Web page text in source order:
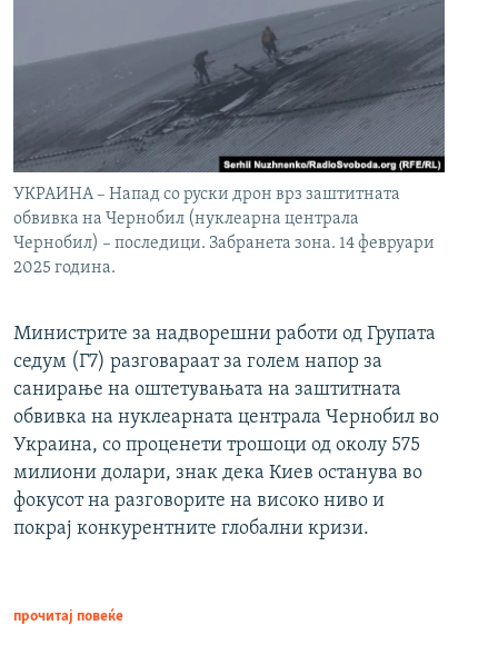
УКРАИНА – Напад со руски дрон врз заштитната
обвивка на Чернобил (нуклеарна централа
Чернобил) – последици. Забранета зона. 14 февруари
2025 година.
Министрите за надворешни работи од Групата
седум (Г7) разговараат за голем напор за
санирање на оштетувањата на заштитната
обвивка на нуклеарната централа Чернобил во
Украина, со проценети трошоци од околу 575
милиони долари, знак дека Киев останува во
фокусот на разговорите на високо ниво и
покрај конкурентните глобални кризи.
прочитај повеќе